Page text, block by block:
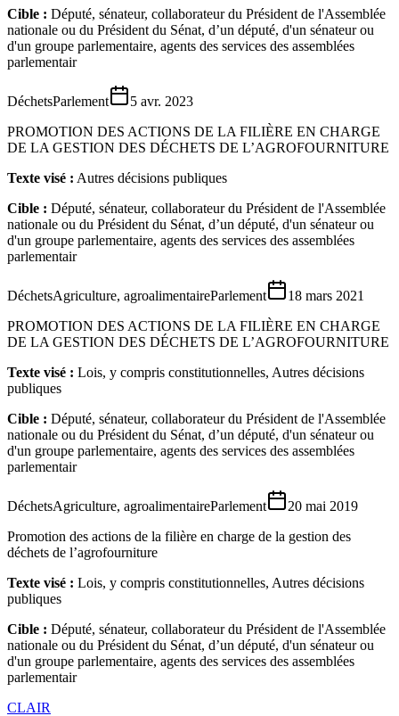
Cible : Député, sénateur, collaborateur du Président de l'Assemblée
nationale ou du Président du Sénat, d’un député, d'un sénateur ou
d'un groupe parlementaire, agents des services des assemblées
parlementair
DéchetsParlement
5 avr. 2023
PROMOTION DES ACTIONS DE LA FILIÈRE EN CHARGE
DE LA GESTION DES DÉCHETS DE L’AGROFOURNITURE
Texte visé : Autres décisions publiques
Cible : Député, sénateur, collaborateur du Président de l'Assemblée
nationale ou du Président du Sénat, d’un député, d'un sénateur ou
d'un groupe parlementaire, agents des services des assemblées
parlementair
DéchetsAgriculture, agroalimentaireParlement
18 mars 2021
PROMOTION DES ACTIONS DE LA FILIÈRE EN CHARGE
DE LA GESTION DES DÉCHETS DE L’AGROFOURNITURE
Texte visé : Lois, y compris constitutionnelles, Autres décisions
publiques
Cible : Député, sénateur, collaborateur du Président de l'Assemblée
nationale ou du Président du Sénat, d’un député, d'un sénateur ou
d'un groupe parlementaire, agents des services des assemblées
parlementair
DéchetsAgriculture, agroalimentaireParlement
20 mai 2019
Promotion des actions de la filière en charge de la gestion des
déchets de l’agrofourniture
Texte visé : Lois, y compris constitutionnelles, Autres décisions
publiques
Cible : Député, sénateur, collaborateur du Président de l'Assemblée
nationale ou du Président du Sénat, d’un député, d'un sénateur ou
d'un groupe parlementaire, agents des services des assemblées
parlementair
CLAIR